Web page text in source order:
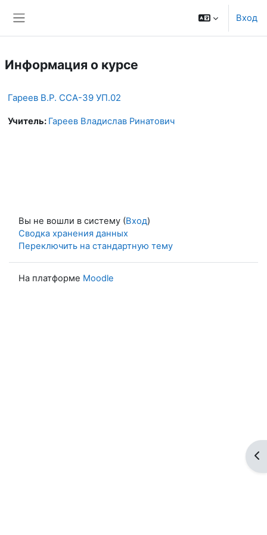
Вход
Информация о курсе
Гареев В.Р. ССА-39 УП.02
Учитель: Гареев Владислав Ринатович
Вы не вошли в систему (Вход)
Сводка хранения данных
Переключить на стандартную тему
На платформе Moodle